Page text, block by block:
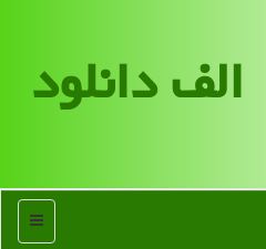
الف دانلود
منو